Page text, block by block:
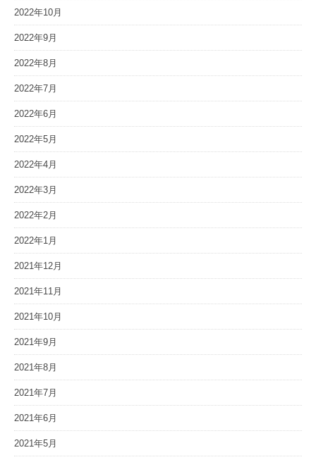
2022年10月
2022年9月
2022年8月
2022年7月
2022年6月
2022年5月
2022年4月
2022年3月
2022年2月
2022年1月
2021年12月
2021年11月
2021年10月
2021年9月
2021年8月
2021年7月
2021年6月
2021年5月